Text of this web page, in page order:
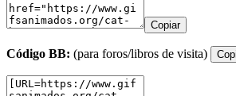
Copiar
Código BB: (para foros/libros de visita)